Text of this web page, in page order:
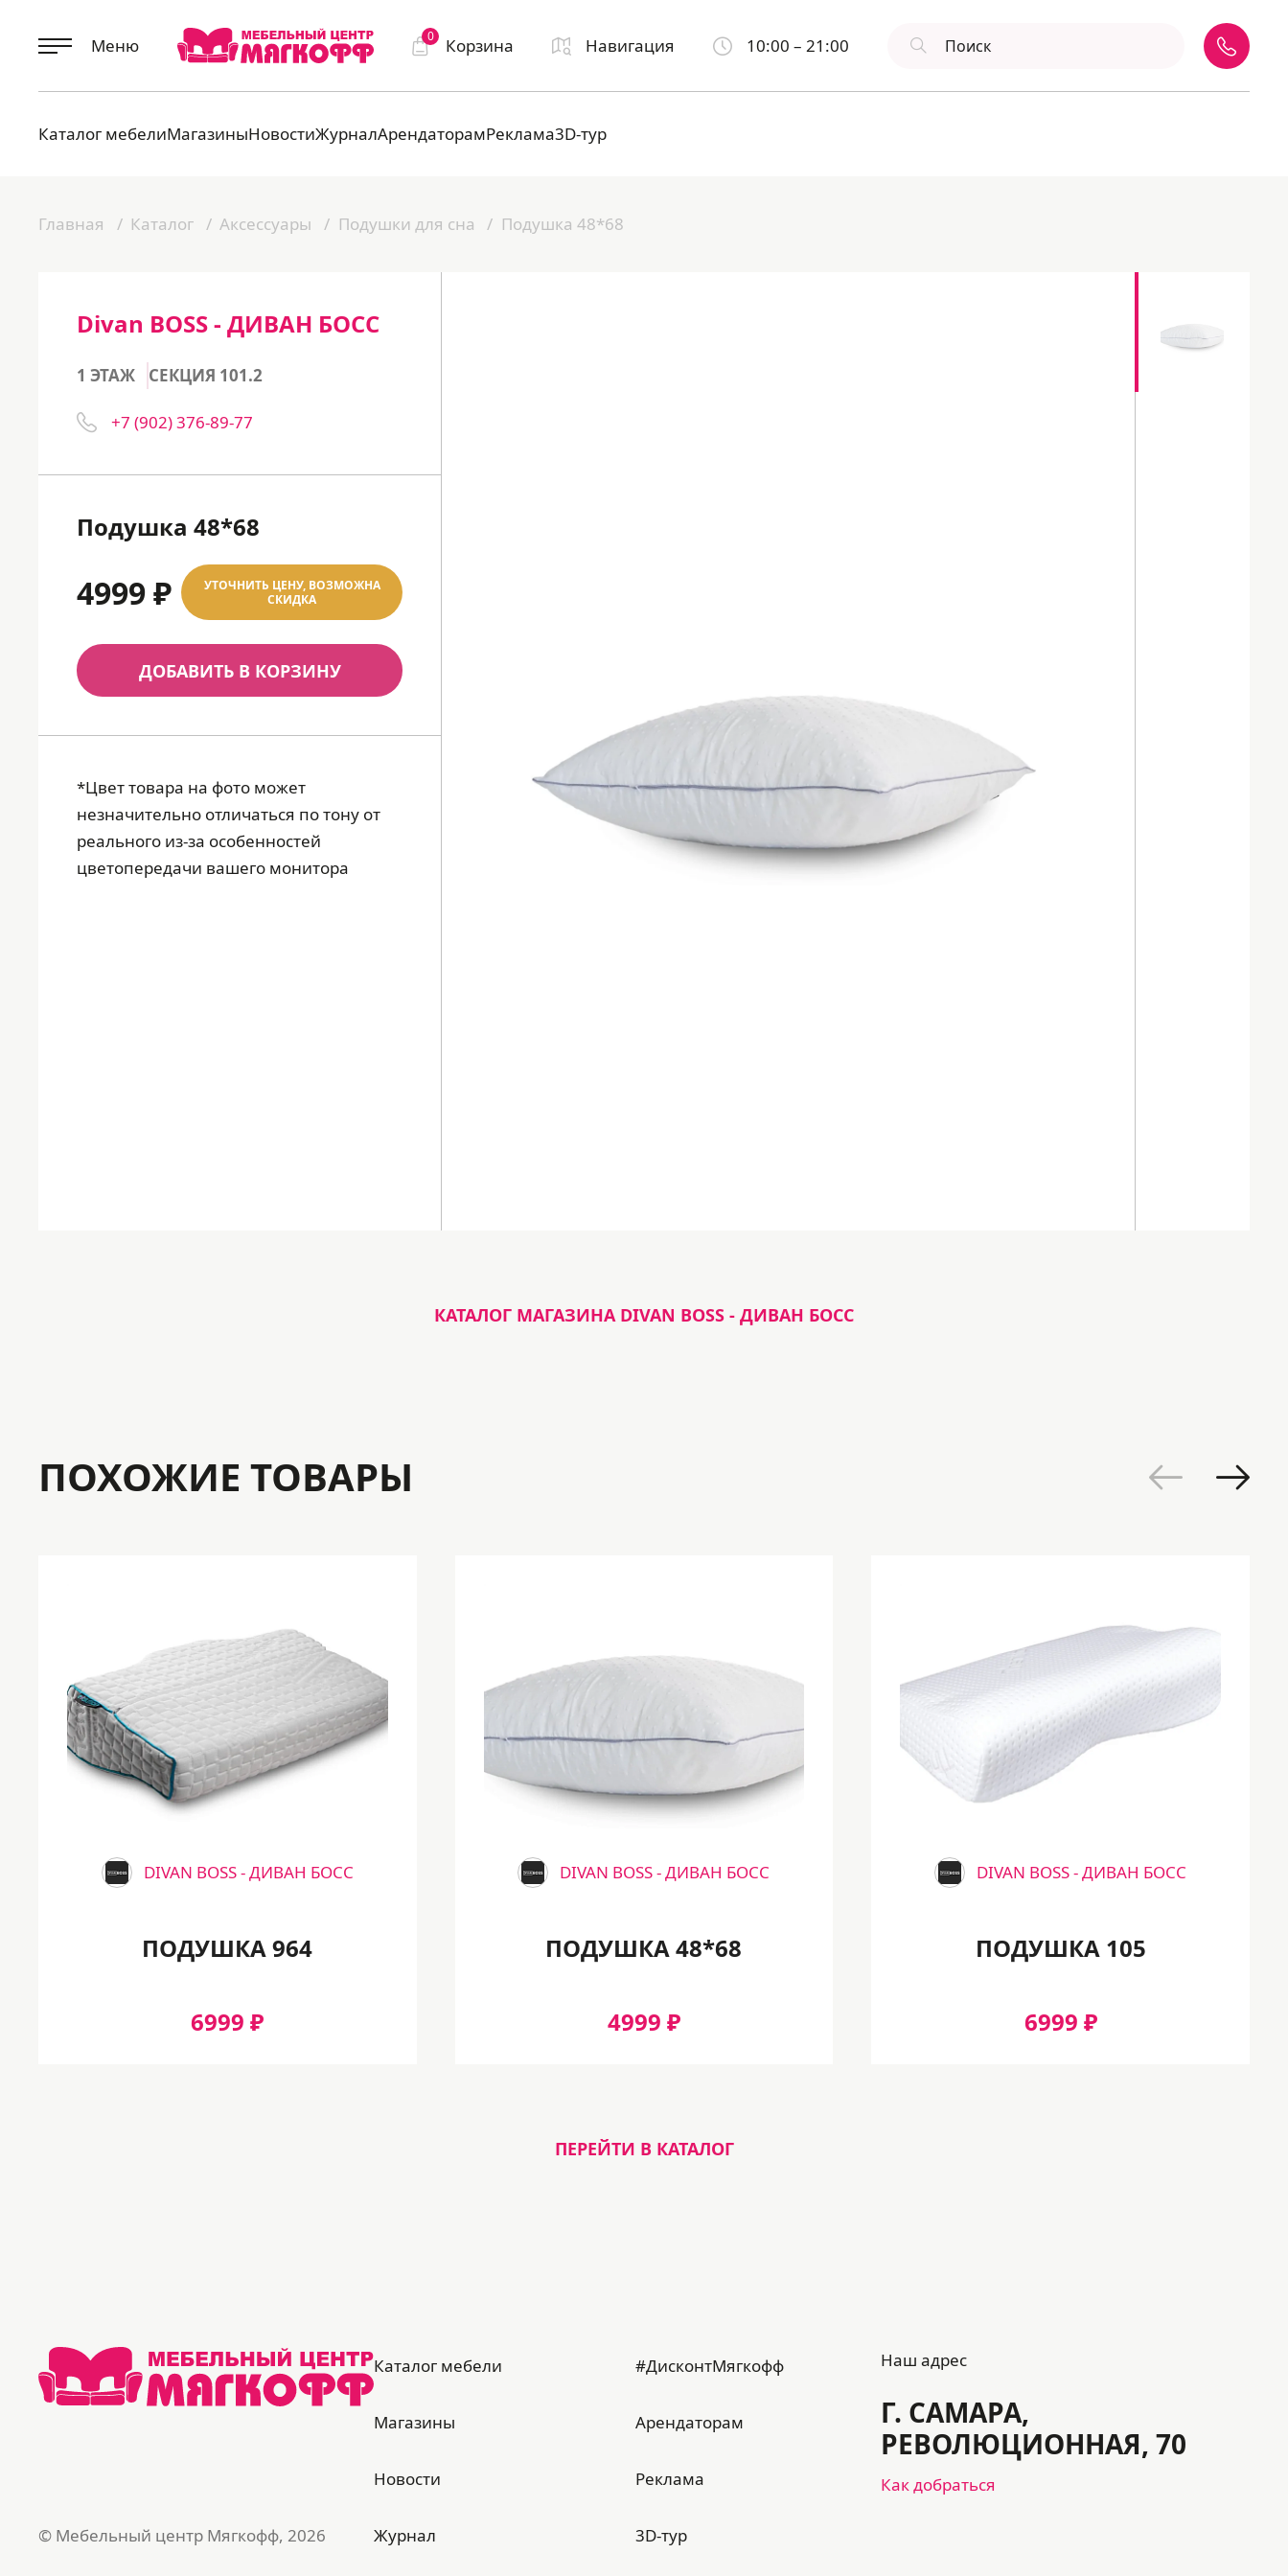
Меню 0 Корзина Навигация 10:00 – 21:00
Каталог мебелиМагазиныНовостиЖурналАрендаторамРеклама3D-тур
Главная Каталог Аксессуары Подушки для сна Подушка 48*68
Divan BOSS - ДИВАН БОСС
1 ЭТАЖ СЕКЦИЯ 101.2
+7 (902) 376-89-77
Подушка 48*68
4999 ₽
УТОЧНИТЬ ЦЕНУ, ВОЗМОЖНА
СКИДКА
ДОБАВИТЬ В КОРЗИНУ
*Цвет товара на фото может
незначительно отличаться по тону от
реального из-за особенностей
цветопередачи вашего монитора
КАТАЛОГ МАГАЗИНА DIVAN BOSS - ДИВАН БОСС
ПОХОЖИЕ ТОВАРЫ
DIVAN BOSS - ДИВАН БОСС
ПОДУШКА 964
6999 ₽
DIVAN BOSS - ДИВАН БОСС
ПОДУШКА 48*68
4999 ₽
DIVAN BOSS - ДИВАН БОСС
ПОДУШКА 105
6999 ₽
ПЕРЕЙТИ В КАТАЛОГ
© Мебельный центр Мягкофф, 2026
Каталог мебели
Магазины
Новости
Журнал
#ДисконтМягкофф
Арендаторам
Реклама
3D-тур
Наш адрес
Г. САМАРА,
РЕВОЛЮЦИОННАЯ, 70
Как добраться